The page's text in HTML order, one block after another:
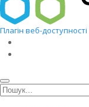
Плагін веб-доступності